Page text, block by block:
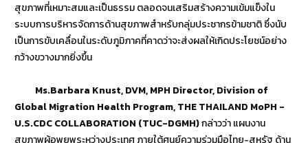
สุขภาพที่เหมาะสมและเป็นธรรม ตลอดจนเสริมสร้างความเข้มแข็งใน
ระบบการบริหารจัดการด้านสุขภาพสำหรับกลุ่มประชากรข้ามชาติ ซึ่งนับ
เป็นการขับเคลื่อนในระดับภูมิภาคที่คาดว่าจะส่งผลให้เกิดประโยชน์อย่าง
กว้างขวางมากยิ่งขึ้น
Ms.Barbara Knust, DVM, MPH Director, Division of
Global Migration Health Program, THE THAILAND MoPH -
U.S.CDC COLLABORATION (TUC-DGMH)กล่าวว่า แผนงาน